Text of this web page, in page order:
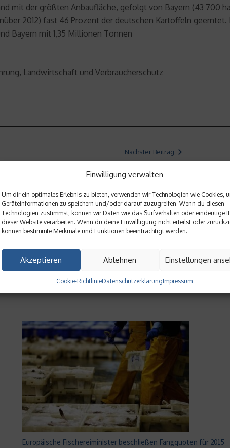
Einwilligung verwalten
Um dir ein optimales Erlebnis zu bieten, verwenden wir Technologien wie Cookies,
Geräteinformationen zu speichern und/oder darauf zuzugreifen. Wenn du diesen
Technologien zustimmst, können wir Daten wie das Surfverhalten oder eindeutige
dieser Website verarbeiten. Wenn du deine Einwillligung nicht erteilst oder
können bestimmte Merkmale und Funktionen beeinträchtigt werden.
Akzeptieren Ablehnen Einstellungen
Cookie-RichtlinieDatenschutzerklärungImpressum
mit der größten Anbaufläche, gefolgt von Bayern (43 700
2012) fast 46 Prozent der deutschen Kartoffeln
Bayern mit 1,35 Millionen Tonnen
Landwirtschaft und Verbraucherschutz
Gesicht zu werben
Nächster Beitrag
Böden als
Europäische Fischereiminister beschließen Fangquoten für 2015